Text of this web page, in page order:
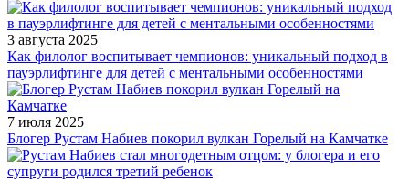
3 августа 2025
Как филолог воспитывает чемпионов: уникальный подход в
пауэрлифтинге для детей с ментальными особенностями
7 июля 2025
Блогер Рустам Набиев покорил вулкан Горелый на Камчатке